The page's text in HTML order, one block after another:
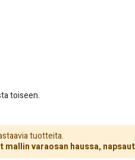
toiseen.
tuotteita.
varaosan haussa,